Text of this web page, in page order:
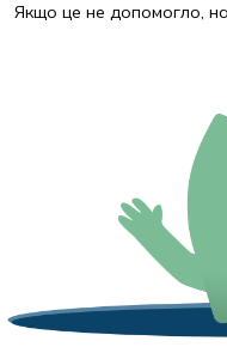
Якщо це не допомогло,